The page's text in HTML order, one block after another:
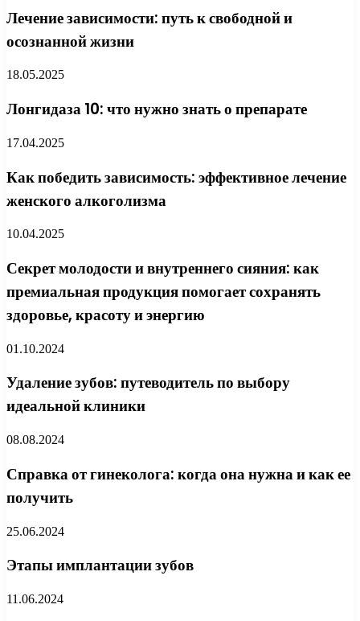
Лечение зависимости: путь к свободной и
осознанной жизни
18.05.2025
Лонгидаза 10: что нужно знать о препарате
17.04.2025
Как победить зависимость: эффективное лечение
женского алкоголизма
10.04.2025
Секрет молодости и внутреннего сияния: как
премиальная продукция помогает сохранять
здоровье, красоту и энергию
01.10.2024
Удаление зубов: путеводитель по выбору
идеальной клиники
08.08.2024
Справка от гинеколога: когда она нужна и как ее
получить
25.06.2024
Этапы имплантации зубов
11.06.2024